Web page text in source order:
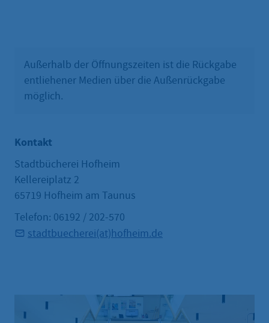
Außerhalb der Öffnungszeiten ist die Rückgabe
entliehener Medien über die Außenrückgabe
möglich.
Kontakt
Stadtbücherei Hofheim
Kellereiplatz 2
65719 Hofheim am Taunus
Telefon: 06192 / 202-570
stadtbuecherei(at)hofheim.de